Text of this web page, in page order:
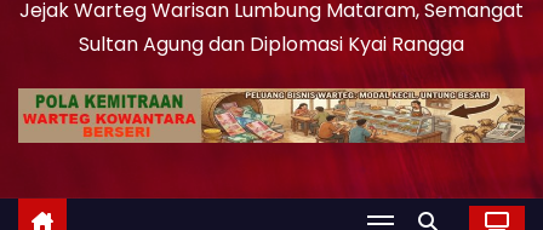
Jejak Warteg Warisan Lumbung Mataram, Semangat
Sultan Agung dan Diplomasi Kyai Rangga